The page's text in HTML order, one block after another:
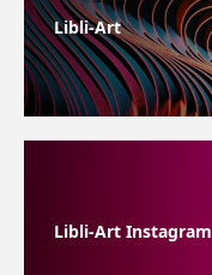
Libli-Art
Libli-Art Instagram